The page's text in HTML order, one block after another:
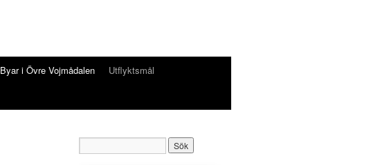
Byar i Övre Vojmådalen
Utflyktsmål